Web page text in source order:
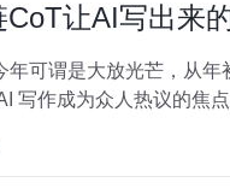
让AI写出来